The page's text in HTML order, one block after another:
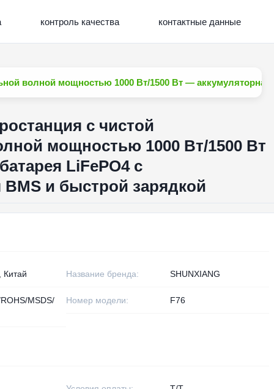
контроль качества контактные данные
волной мощностью 1000 Вт/1500 Вт —
с чистой
мощностью 1000 Вт/1500 Вт
LiFePO4 с
и быстрой зарядкой
Китай Название бренда: SHUNXIANG
MSDS/ Номер модели: F76